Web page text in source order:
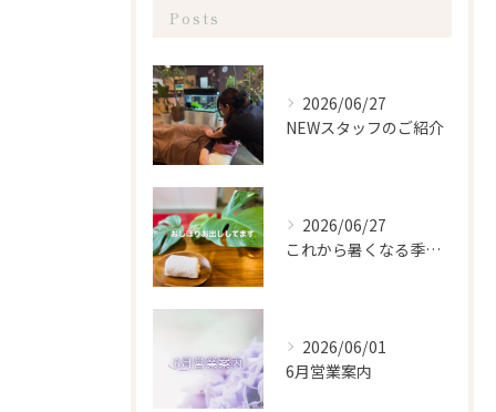
Posts
2026/06/27
NEWスタッフのご紹介
2026/06/27
これから暑くなる季節になるので、もみほぐし亭ではご来店のお客...
2026/06/01
6月営業案内